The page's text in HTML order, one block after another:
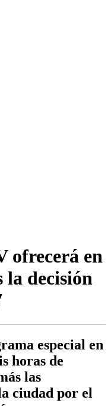
ofrecerá en
la decisión
especial en
horas de
las
ciudad por el